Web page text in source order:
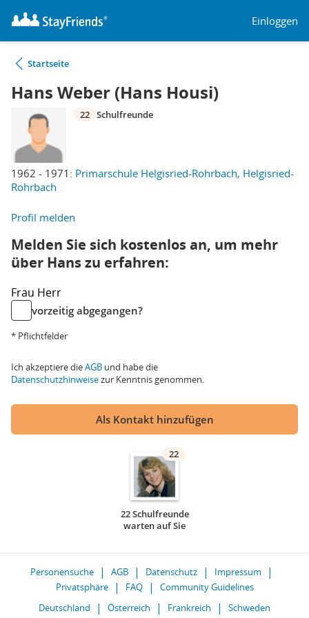
Einloggen
Startseite
Hans Weber (Hans Housi)
1962 - 1971: Primarschule Helgisried-Rohrbach, Helgisried-
Rohrbach
22 Schulfreunde
Profil melden
Melden Sie sich kostenlos an, um mehr
über Hans zu erfahren:
Frau Herr
vorzeitig abgegangen?
* Pflichtfelder
Ich akzeptiere dieAGB und habe die
Datenschutzhinweisezur Kenntnis genommen.
Als Kontakt hinzufügen
22
22 Schulfreunde
warten auf Sie
Personensuche AGB Datenschutz
Impressum
Privatsphäre
FAQ
Community Guidelines
Deutschland
Österreich Frankreich Schweden